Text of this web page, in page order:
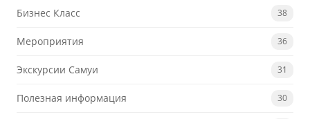
Бизнес Класс 38
Мероприятия 36
Экскурсии Самуи 31
Полезная информация 30